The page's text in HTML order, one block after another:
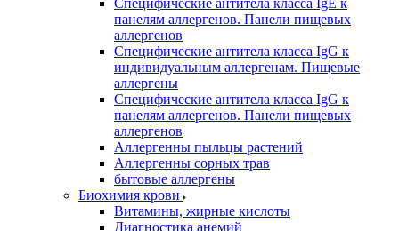
Специфические антитела класса IgE к
панелям аллергенов. Панели пищевых
аллергенов
Специфические антитела класса IgG к
индивидуальным аллергенам. Пищевые
аллергены
Специфические антитела класса IgG к
панелям аллергенов. Панели пищевых
аллергенов
Аллергенны пыльцы растений
Аллергенны сорных трав
бытовые аллергены
Биохимия крови
Витамины, жирные кислоты
Диагностика анемий